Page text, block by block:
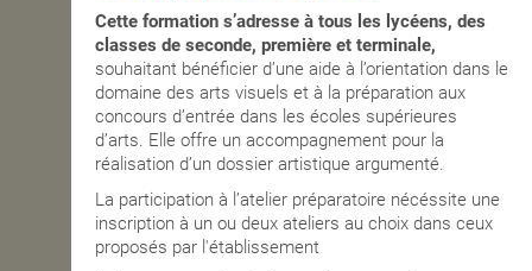
Cette formation s’adresse à tous les lycéens, des
classes de seconde, première et terminale,
souhaitant bénéficier d’une aide à l’orientation dans le
domaine des arts visuels et à la préparation aux
concours d’entrée dans les écoles supérieures
d’arts. Elle offre un accompagnement pour la
réalisation d’un dossier artistique argumenté.
La participation à l’atelier préparatoire nécéssite une
inscription à un ou deux ateliers au choix dans ceux
proposés par l'établissement